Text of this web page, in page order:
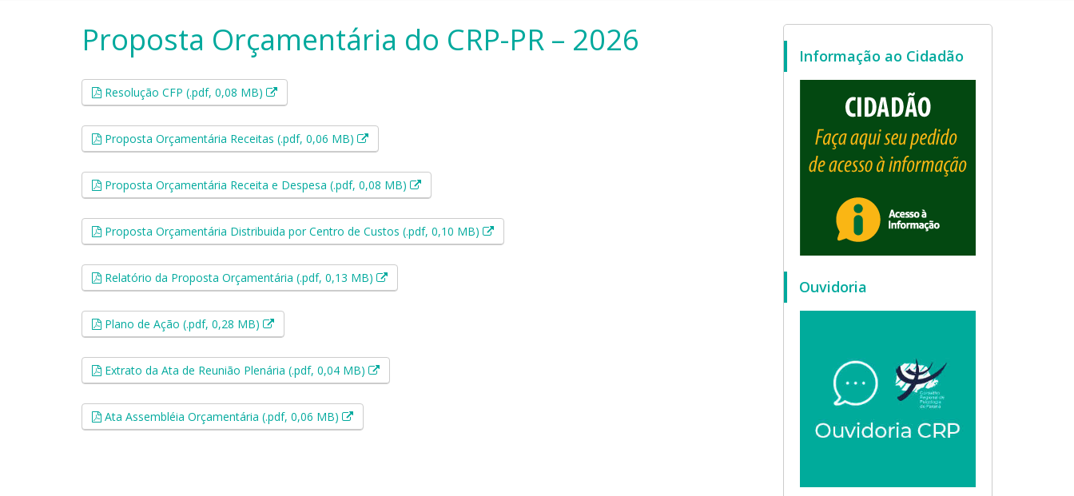
Proposta Orçamentária do CRP-PR – 2026
Resolução CFP (.pdf, 0,08 MB) Esse link abrirá em uma nova janela.
Proposta Orçamentária Receitas (.pdf, 0,06 MB) Esse link abrirá em uma nova janela.
Proposta Orçamentária Receita e Despesa (.pdf, 0,08 MB) Esse link abrirá em uma nova janela.
Proposta Orçamentária Distribuida por Centro de Custos (.pdf, 0,10 MB) Esse link abrirá em uma nova janela.
Relatório da Proposta Orçamentária (.pdf, 0,13 MB) Esse link abrirá em uma nova janela.
Plano de Ação (.pdf, 0,28 MB) Esse link abrirá em uma nova janela.
Extrato da Ata de Reunião Plenária (.pdf, 0,04 MB) Esse link abrirá em uma nova janela.
Ata Assembléia Orçamentária (.pdf, 0,06 MB) Esse link abrirá em uma nova janela.
Informação ao Cidadão
Ouvidoria